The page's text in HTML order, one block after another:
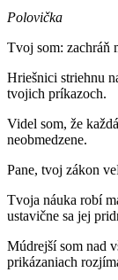
Polovička
Tvoj som: zachráň
Hriešnici striehnu
tvojich príkazoch.
Videl som, že
neobmedzene.
Pane, tvoj zákon
Tvoja náuka robí
ustavične sa jej
Múdrejší som nad
prikázaniach